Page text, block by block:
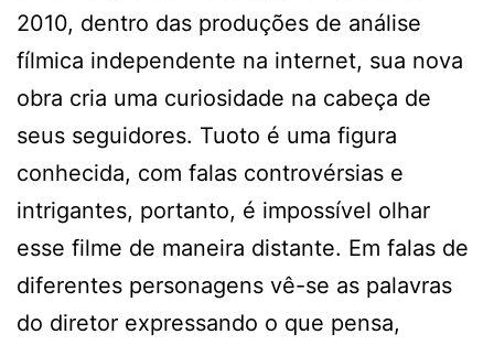
2010, dentro das produções de análise
fílmica independente na internet, sua nova
obra cria uma curiosidade na cabeça de
seus seguidores. Tuoto é uma figura
conhecida, com falas controvérsias e
intrigantes, portanto, é impossível olhar
esse filme de maneira distante. Em falas de
diferentes personagens vê-se as palavras
do diretor expressando o que pensa,